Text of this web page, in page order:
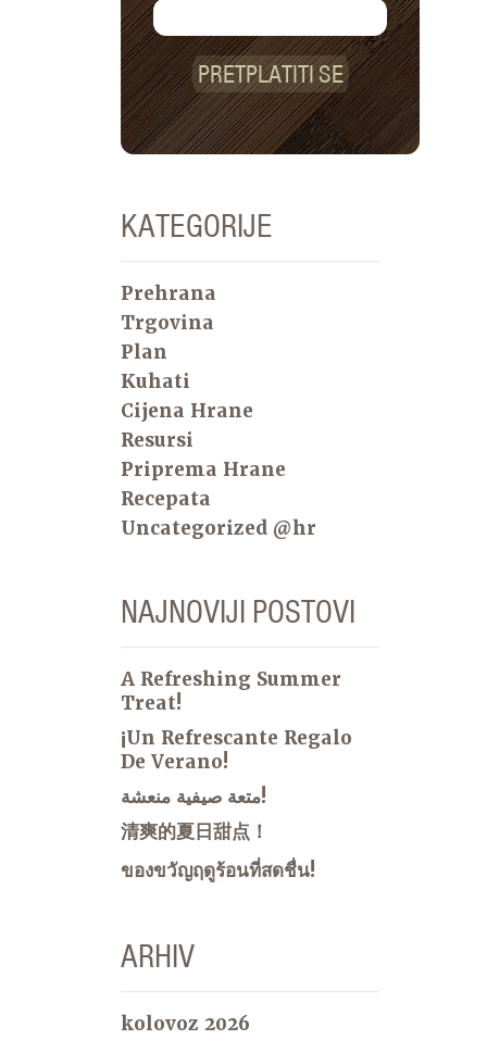
PRETPLATITI SE
KATEGORIJE
Prehrana
Trgovina
Plan
Kuhati
Cijena Hrane
Resursi
Priprema Hrane
Recepata
Uncategorized @hr
NAJNOVIJI POSTOVI
A Refreshing Summer
Treat!
¡Un Refrescante Regalo
De Verano!
متعة صيفية منعشة!
清爽的夏日甜点！
ของขวัญฤดูร้อนที่สดชื่น!
ARHIV
kolovoz 2026